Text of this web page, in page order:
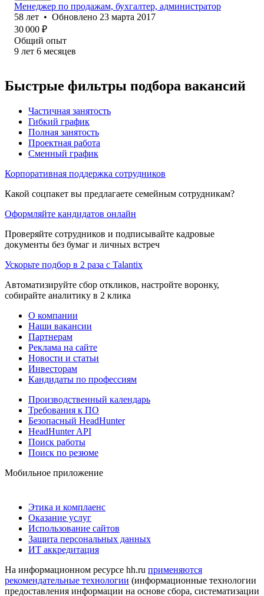
Менеджер по продажам, бухгалтер, администратор
58 лет • Обновлено 23 марта 2017
30 000 ₽
Общий опыт
9 лет 6 месяцев
Быстрые фильтры подбора вакансий
Частичная занятость
Гибкий график
Полная занятость
Проектная работа
Сменный график
Корпоративная поддержка сотрудников
Какой соцпакет вы предлагаете семейным сотрудникам?
Оформляйте кандидатов онлайн
Проверяйте сотрудников и подписывайте кадровые
документы без бумаг и личных встреч
Ускорьте подбор в 2 раза с Talantix
Автоматизируйте сбор откликов, настройте воронку,
собирайте аналитику в 2 клика
О компании
Наши вакансии
Партнерам
Реклама на сайте
Новости и статьи
Инвесторам
Кандидаты по профессиям
Производственный календарь
Требования к ПО
Безопасный HeadHunter
HeadHunter API
Поиск работы
Поиск по резюме
Мобильное приложение
Этика и комплаенс
Оказание услуг
Использование сайтов
Защита персональных данных
ИТ аккредитация
На информационном ресурсе hh.ru применяются
рекомендательные технологии (информационные технологии
предоставления информации на основе сбора, систематизации